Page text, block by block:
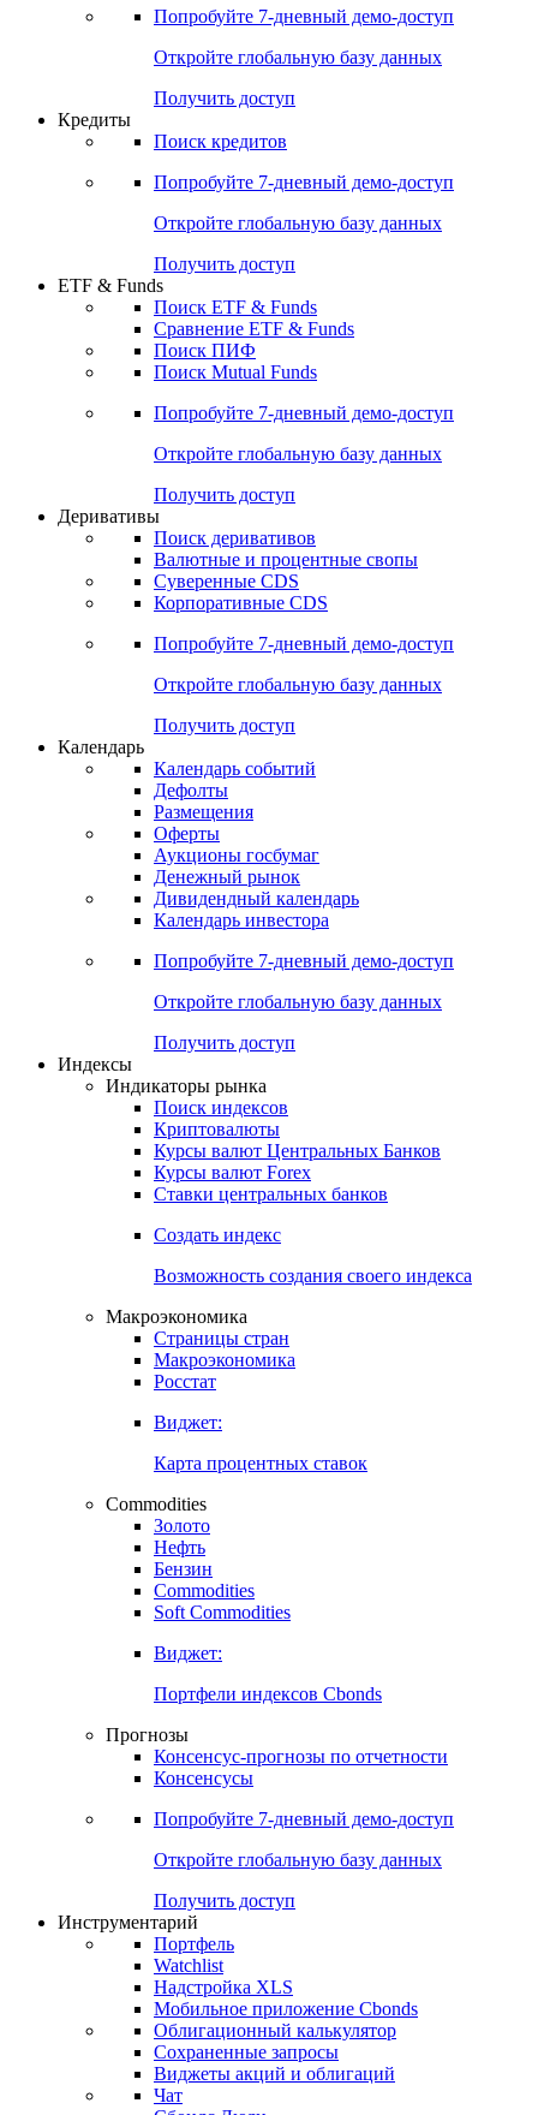
Поиск акций
Российские IPO/SPO
Попробуйте7-дневный
Откройте глобальную базу данных
Получить доступ
Поиск кредитов
Попробуйте7-дневный
Откройте глобальную базу данных
Получить доступ
ETF & Funds
Сравнение ETF & Funds
Поиск Mutual Funds
Попробуйте7-дневный
Откройте глобальную базу данных
Получить доступ
Деривативы
Валютные и процентные свопы
Корпоративные CDS
Попробуйте7-дневный
Откройте глобальную базу данных
Получить доступ
Календарь
Календарь событий
Дефолты
Размещения
Оферты
Денежный рынок
Календарь инвестора
Попробуйте7-дневный
Откройте глобальную базу данных
Получить доступ
Индикаторы рынка
Поиск индексов
Курсы валют Центральных Банков
Ставки центральных банков
Создать индекс
Возможность создания своего индекса
Страницы стран
Росстат
Виджет:
Карта процентных ставок
Commodities
Золото
Бензин
Soft Commodities
Виджет:
Портфели индексов Cbonds
Прогнозы
Консенсусы
Попробуйте7-дневный
Откройте глобальную базу данных
Получить доступ
Инструментарий
Портфель
Watchlist
Надстройка XLS
Мобильное приложение Cbonds